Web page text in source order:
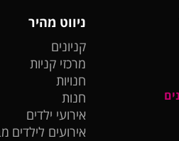
ניווט מהיר
קניונים
מרכזי קניות
חנויות
חנות
אירועי ילדים
אירועים לילדים